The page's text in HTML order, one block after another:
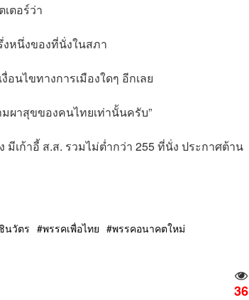
ตอร์ว่า
งหนึ่งของที่นั่งในสภา
นไขทางการเมืองใดๆ อีกเลย
มผาสุขของคนไทยเท่านั้นครับ”
เก้าอี้ ส.ส. รวมไม่ต่ำกว่า 255 ที่นั่ง ประกาศต้าน
นวัตร พรรคเพื่อไทย
พรรคอนาคตใหม่
36